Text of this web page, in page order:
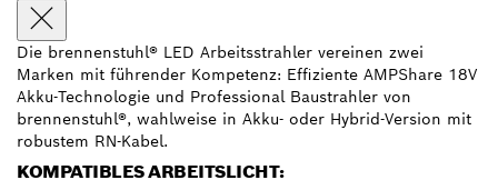
Die brennenstuhl® LED Arbeitsstrahler vereinen zwei
Marken mit führender Kompetenz: Effiziente AMPShare 18V
Akku-Technologie und Professional Baustrahler von
brennenstuhl®, wahlweise in Akku- oder Hybrid-Version mit
robustem RN-Kabel.
KOMPATIBLES ARBEITSLICHT: